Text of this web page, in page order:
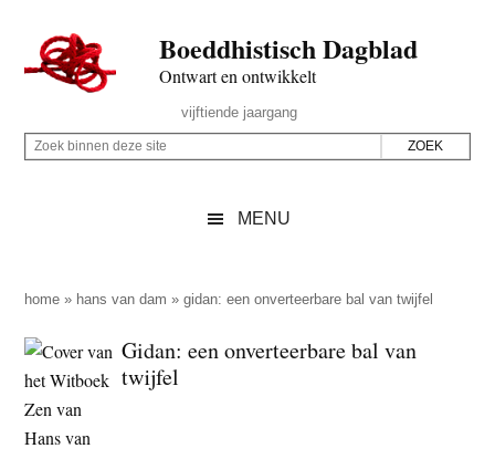
naar
de
inhoud
secondary
naar
de
sidebar
naar
de
Boeddhistisch Dagblad
Ontwart en ontwikkelt
Rechts
vijftiende jaargang
Z
p
d
e
z
e
Z
i
n
e
n
d
MENU
home » hans van dam »gidan: een onverteerbare bal van twijfel
Gidan: een onverteerbare bal van
twijfel